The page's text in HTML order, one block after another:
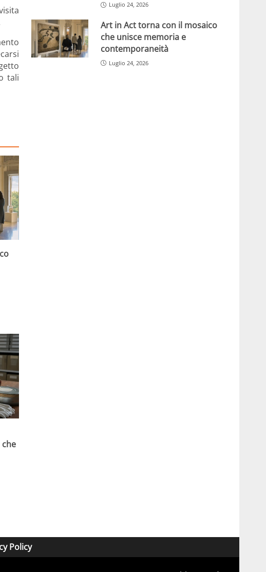
tali
che
Luglio 24, 2026
Art in Act torna con il mosaico
che unisce memoria e
contemporaneità
Luglio 24, 2026
Policy